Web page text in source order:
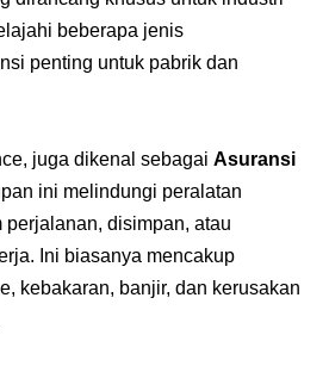
beberapa jenis
penting untuk pabrik dan
, juga dikenal sebagai Asuransi
ini melindungi peralatan
perjalanan, disimpan, atau
Ini biasanya mencakup
kebakaran, banjir, dan kerusakan